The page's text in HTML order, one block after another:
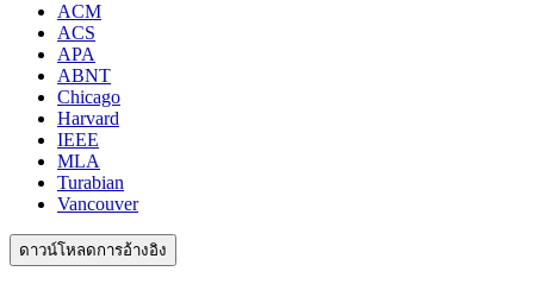
ACM
ACS
APA
ABNT
Chicago
Harvard
IEEE
MLA
Turabian
Vancouver
ดาวน์โหลดการอ้างอิง